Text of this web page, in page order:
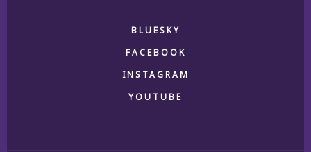
BLUESKY
FACEBOOK
INSTAGRAM
YOUTUBE